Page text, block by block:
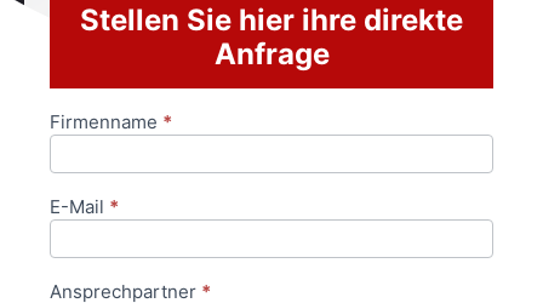
Stellen Sie hier ihre direkte
Anfrage
Anfrageformular
Firmenname *
E-Mail *
Ansprechpartner *